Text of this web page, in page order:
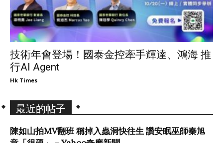
技術年會登場！國泰金控牽手輝達、鴻海 推
行AI Agent
Hk Times
最近的帖子
陳如山拍MV翻班 稱掉入蟲洞快往生 讚安眠巫師秦旭